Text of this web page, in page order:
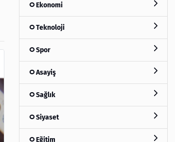
Ekonomi
Teknoloji
Spor
Asayiş
Sağlık
Siyaset
Eğitim